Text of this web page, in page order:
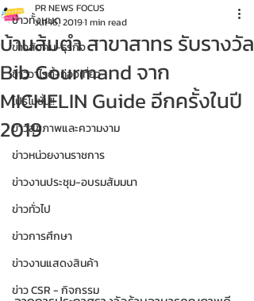
ข่าวทั้งหมด
ข่าวสังคม-ธุรกิจ
ข่าววาไรตี้-ท่องเที่ยว
โปรโมชั่น!!
ข่าวสุขภาพและความงาม
ข่าวหน่วยงานราชการ
ข่าวงานประชุม-อบรมสัมมนา
ข่าวทั่วไป
ข่าวการศึกษา
ข่าวงานแสดงสินค้า
ข่าว CSR - กิจกรรม
บ้านส้มตำ สาขาสาทร รับรางวัล
Bib Gourmand จาก
MICHELIN Guide อีกครั้งในปี
2019
PR NEWS FOCUS
Jul 16, 20191 min read